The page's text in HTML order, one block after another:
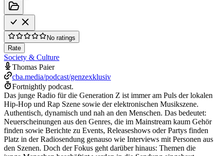
No ratings
Rate
Society & Culture
Thomas Paier
cba.media/podcast/genzexklusiv
Fortnightly podcast.
Das junge Radio für die Generation Z ist immer am Puls der lokalen
Hip-Hop und Rap Szene sowie der elektronischen Musikszene.
Authentisch, dynamisch und nah an den Menschen. Das bedeutet:
Neuerscheinungen aus den Genres, die im Mainstream kaum Gehör
finden sowie Berichte zu Events, Releaseshows oder Partys finden
Platz in der Radiosendung genauso wie Interviews mit Personen aus
den Szenen. Doch der Fokus geht darüber hinaus: Themen die